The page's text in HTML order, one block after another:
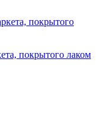
покрытого лаком